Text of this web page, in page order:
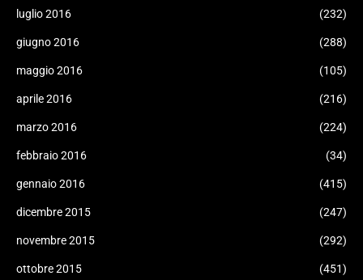
luglio 2016 (232)
giugno 2016 (288)
maggio 2016 (105)
aprile 2016 (216)
marzo 2016 (224)
febbraio 2016 (34)
gennaio 2016 (415)
dicembre 2015 (247)
novembre 2015 (292)
ottobre 2015 (451)